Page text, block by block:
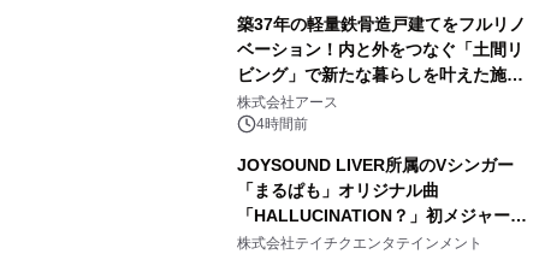
築37年の軽量鉄骨造戸建てをフルリノ
ベーション！内と外をつなぐ「土間リ
ビング」で新たな暮らしを叶えた施工
事例を株式会社アースが公開
株式会社アース
4時間前
JOYSOUND LIVER所属のVシンガー
「まるぱも」オリジナル曲
「HALLUCINATION？」初メジャー配
信リリース決定！
株式会社テイチクエンタテインメント